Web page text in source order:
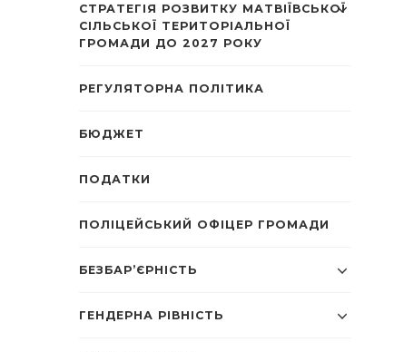
СТРАТЕГІЯ РОЗВИТКУ МАТВІЇВСЬКОЇ
СІЛЬСЬКОЇ ТЕРИТОРІАЛЬНОЇ
ГРОМАДИ ДО 2027 РОКУ
РЕГУЛЯТОРНА ПОЛІТИКА
БЮДЖЕТ
ПОДАТКИ
ПОЛІЦЕЙСЬКИЙ ОФІЦЕР ГРОМАДИ
БЕЗБАР’ЄРНІСТЬ
ГЕНДЕРНА РІВНІСТЬ